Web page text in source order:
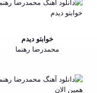
خوابتو دیدم
محمدرضا رهنما